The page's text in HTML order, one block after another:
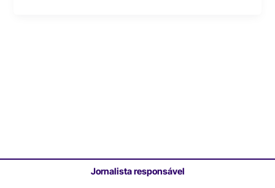
Jornalista responsável